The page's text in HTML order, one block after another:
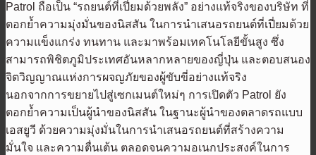
Patrol ถือเป็น “รถยนต์ที่เปี่ยมด้วยพลัง” อย่างแท้จริงของบริษัท ที่
ตอกย้ำความมุ่งมั่นของนิสสัน ในการนำเสนอรถยนต์ที่เปี่ยมด้วย
ความแข็งแกร่ง ทนทาน และมาพร้อมเทคโนโลยีขั้นสูง ซึ่ง
สามารถพิชิตภูมิประเทศอันหลากหลายของญี่ปุ่น และตอบสนอง
จิตวิญญาณแห่งการผจญภัยของผู้ขับขี่อย่างแท้จริง
นอกจากการขยายไปสู่เซกเมนต์ใหม่ๆ การเปิดตัว Patrol ยัง
ตอกย้ำความเป็นผู้นำของนิสสัน ในฐานะผู้นำของตลาดรถแบบ
เอสยูวี ด้วยความมุ่งมั่นในการนำเสนอรถยนต์ที่สร้างความ
มั่นใจ และความตื่นเต้น ตลอดจนความอเนกประสงค์ในการ